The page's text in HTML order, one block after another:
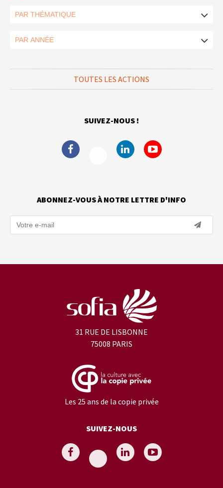
TOUTES LES ACTIONS
SUIVEZ-NOUS !
ABONNEZ-VOUS À NOTRE LETTRE D'INFO
31 RUE DE LISBONNE
75008 PARIS
Les 25 ans de la copie privée
SUIVEZ-NOUS